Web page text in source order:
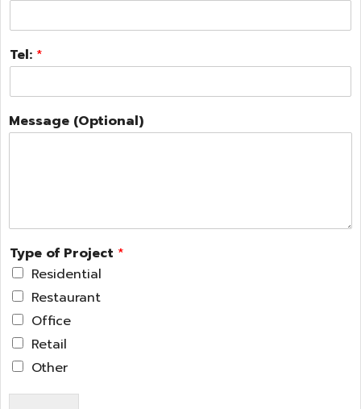
Tel: *
Message (Optional)
Type of Project *
Residential
Restaurant
Office
Retail
Other